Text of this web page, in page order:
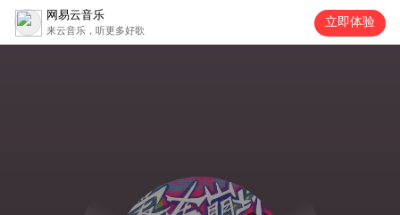
网易云音乐
来云音乐，听更多好歌
立即体验